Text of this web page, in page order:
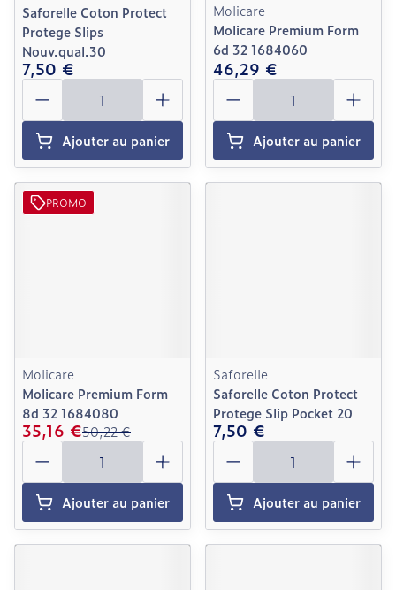
Saforelle Coton Protect
Protege Slips
Nouv.qual.30
7,50 €
Quantité
Ajouter au panier
Molicare
Molicare Premium Form
6d 32 1684060
46,29 €
Quantité
Ajouter au panier
PROMO
Molicare
Molicare Premium Form
8d 32 1684080
50,22 €
35,16 €
Quantité
Ajouter au panier
Saforelle
Saforelle Coton Protect
Protege Slip Pocket 20
7,50 €
Quantité
Ajouter au panier